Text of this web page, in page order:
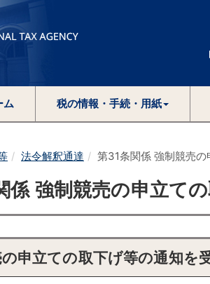
ム 税の情報・手続・用紙
法令解釈通達 第31条関係 強制競売
係 強制競売の申立て
申立ての取下げ等の通知を